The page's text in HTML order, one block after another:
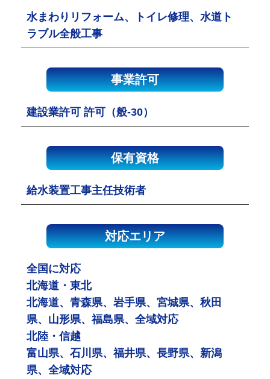
水まわりリフォーム、トイレ修理、水道ト
ラブル全般工事
事業許可
建設業許可 許可（般-30）
保有資格
給水装置工事主任技術者
対応エリア
全国に対応
北海道・東北
北海道、青森県、岩手県、宮城県、秋田
県、山形県、福島県、全域対応
北陸・信越
富山県、石川県、福井県、長野県、新潟
県、全域対応